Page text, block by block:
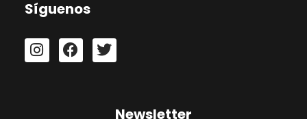
Síguenos
Newsletter